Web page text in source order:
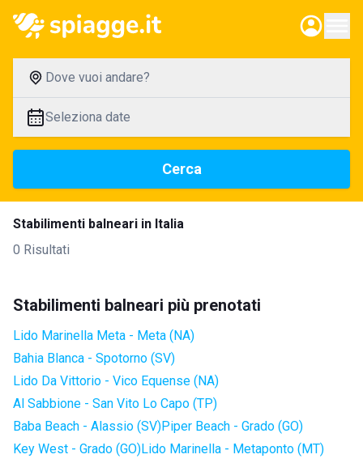
Dove vuoi andare?
Seleziona date
Cerca
Stabilimenti balneari in Italia
0 Risultati
Stabilimenti balneari più prenotati
Lido Marinella Meta - Meta (NA)
Bahia Blanca - Spotorno (SV)
Lido Da Vittorio - Vico Equense (NA)
Al Sabbione - San Vito Lo Capo (TP)
Baba Beach - Alassio (SV)Piper Beach - Grado (GO)
Key West - Grado (GO)Lido Marinella - Metaponto (MT)